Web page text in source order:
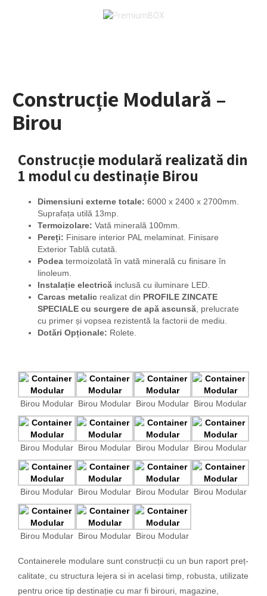
Construcție Modulară –
Birou
Construcție modulară realizată din
1 modul cu destinație Birou
Dimensiuni externe totale: 6000 x 2400 x 2700mm.
Suprafața utilă 13mp.
Termoizolare: Vată minerală 100mm.
Pereți: Finisare interior PAL melaminat. Finisare
Exterior Tablă cutată.
Podeatermoizolată în vată minerală cu finisare în
linoleum.
Instalație electricăinclusă cu iluminare LED.
Carcas metalicrealizat din PROFILE ZINCATE
SPECIALE cu scurgere de apă ascunsă, prelucrate
cu primer și vopsea rezistentă la factorii de mediu.
Dotări Opționale: Rolete.
Birou Modular Birou Modular Birou Modular Birou Modular
Birou Modular Birou Modular Birou Modular Birou Modular
Birou Modular Birou Modular Birou Modular Birou Modular
Birou Modular Birou Modular Birou Modular
Containerele modulare sunt construcții cu un bun raport preț-
calitate, cu structura lejera si in acelasi timp, robusta, utilizate
pentru orice tip destinație cu mar fi birouri, magazine,